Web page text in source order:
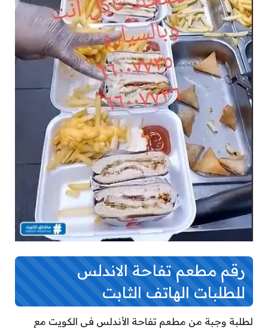
رقم مطعم تفاحة الاندلس
للطلبات الهاتف الثابت
لطلبة وجبة من مطعم تفاحة الأندلس في الكويت مع